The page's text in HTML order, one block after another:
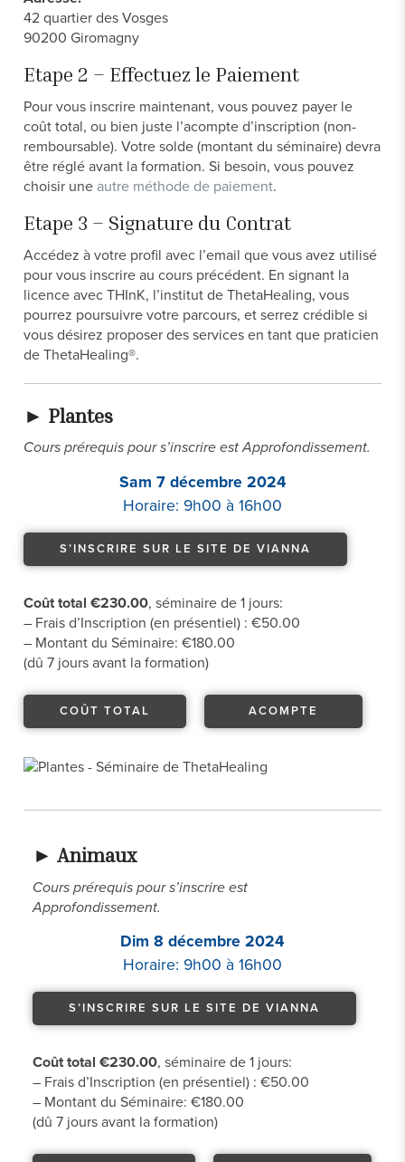
42 quartier des Vosges
90200 Giromagny
Etape 2 – Effectuez le Paiement
Pour vous inscrire maintenant, vous pouvez payer le
coût total, ou bien juste l’acompte d’inscription (non-
remboursable). Votre solde (montant du séminaire) devra
être réglé avant la formation. Si besoin, vous pouvez
choisir une autre méthode de paiement.
Etape 3 – Signature du Contrat
Accédez à votre profil avec l’email que vous avez utilisé
pour vous inscrire au cours précédent. En signant la
licence avec THInK, l’institut de ThetaHealing, vous
pourrez poursuivre votre parcours, et serrez crédible si
vous désirez proposer des services en tant que praticien
de ThetaHealing®.
► Plantes
Cours prérequis pour s’inscrire est Approfondissement.
Sam 7 décembre 2024
Horaire: 9h00 à 16h00
S’INSCRIRE SUR LE SITE DE VIANNA
Coût total €230.00, séminaire de 1 jours:
– Frais d’Inscription (en présentiel) : €50.00
– Montant du Séminaire: €180.00
(dû 7 jours avant la formation)
COÛT TOTAL ACOMPTE
► Animaux
Cours prérequis pour s’inscrire est
Approfondissement.
Dim 8 décembre 2024
Horaire: 9h00 à 16h00
S’INSCRIRE SUR LE SITE DE VIANNA
Coût total €230.00, séminaire de 1 jours:
– Frais d’Inscription (en présentiel) : €50.00
– Montant du Séminaire: €180.00
(dû 7 jours avant la formation)